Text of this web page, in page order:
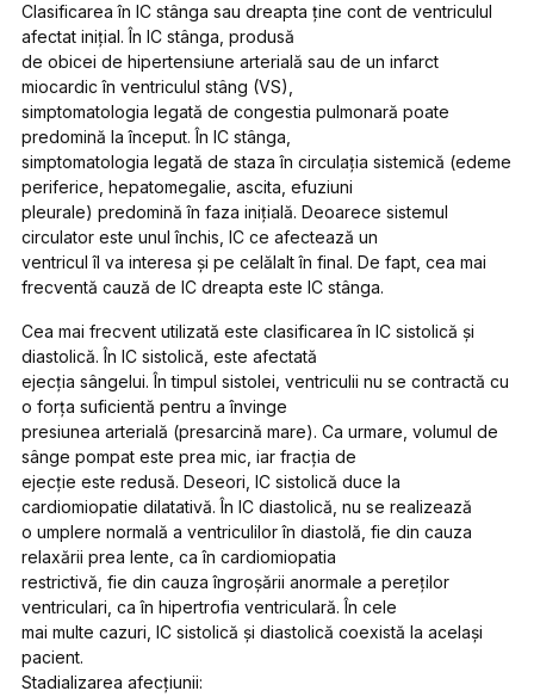
Clasificarea în IC stânga sau dreapta ţine cont de ventriculul
afectat iniţial. În IC stânga, produsă
de obicei de hipertensiune arterială sau de un infarct
miocardic în ventriculul stâng (VS),
simptomatologia legată de congestia pulmonară poate
predomină la început. În IC stânga,
simptomatologia legată de staza în circulaţia sistemică (edeme
periferice, hepatomegalie, ascita, efuziuni
pleurale) predomină în faza iniţială. Deoarece sistemul
circulator este unul închis, IC ce afectează un
ventricul îl va interesa şi pe celălalt în final. De fapt, cea mai
frecventă cauză de IC dreapta este IC stânga.
Cea mai frecvent utilizată este clasificarea în IC sistolică şi
diastolică. În IC sistolică, este afectată
ejecţia sângelui. În timpul sistolei, ventriculii nu se contractă cu
o forţa suficientă pentru a învinge
presiunea arterială (presarcină mare). Ca urmare, volumul de
sânge pompat este prea mic, iar fracţia de
ejecţie este redusă. Deseori, IC sistolică duce la
cardiomiopatie dilatativă. În IC diastolică, nu se realizează
o umplere normală a ventriculilor în diastolă, fie din cauza
relaxării prea lente, ca în cardiomiopatia
restrictivă, fie din cauza îngroşării anormale a pereţilor
ventriculari, ca în hipertrofia ventriculară. În cele
mai multe cazuri, IC sistolică şi diastolică coexistă la acelaşi
pacient.
Stadializarea afecţiunii: